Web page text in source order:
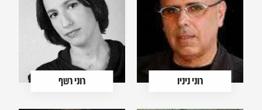
רוני ניניו רוני רשף